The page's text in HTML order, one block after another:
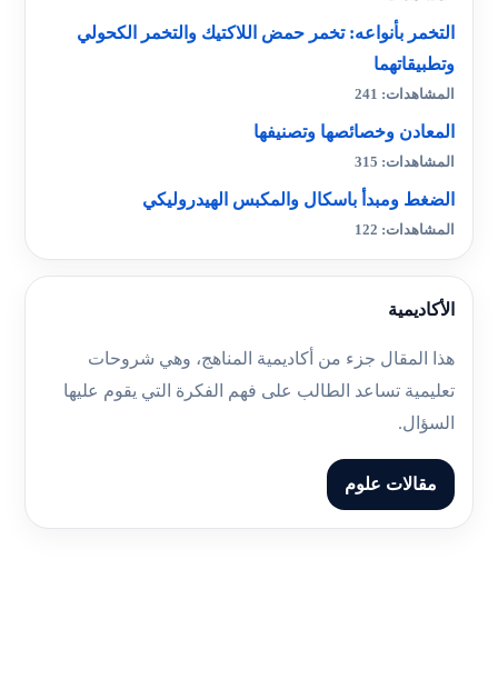
التخمر بأنواعه: تخمر حمض اللاكتيك والتخمر الكحولي
وتطبيقاتهما
المشاهدات: 241
المعادن وخصائصها وتصنيفها
المشاهدات: 315
الضغط ومبدأ باسكال والمكبس الهيدروليكي
المشاهدات: 122
الأكاديمية
هذا المقال جزء من أكاديمية المناهج، وهي شروحات
تعليمية تساعد الطالب على فهم الفكرة التي يقوم عليها
السؤال.
مقالات علوم